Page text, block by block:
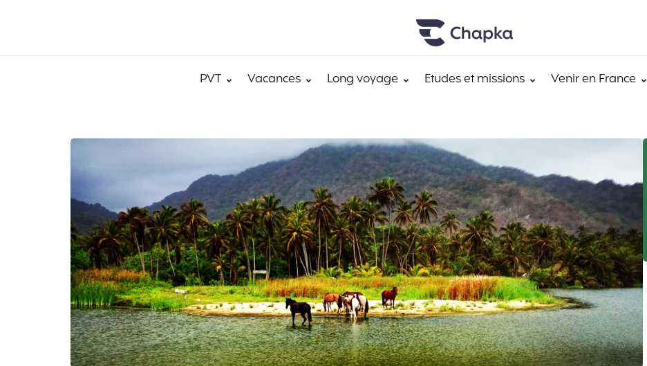
PVT Vacances Long voyage Etudes et missions Venir en France